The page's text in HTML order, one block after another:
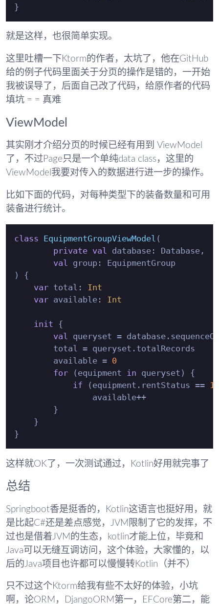
就是这样，也很简单实现。
这里吐槽一下Ktorm的作者，太坑了，他在GitHub
给的例子代码里面关于分页的操作是错的，一开始
我被误导了，后面自己改了代码，给原作者的代码
填坑 = = 真难
ViewModel
其实刚才介绍分页的时候已经有用到 ViewModel
了，不过Page只是一个单纯data class，这里的
ViewModel我要对传入的数据进行进一步的操作。
比如下面的代码，对每种类型下的装备数量和可用
装备进行统计。
class EquipmentGroupViewModel (
private val database: Database,
val group: EquipmentGroup
) {
var total: Int
var available: Int
init {
val queryset =
        total = queryset.totalRecords
        available =
0
for (equipment in queryset) {
if (equipment.rentStatus == 1
                available++
        }
    }
这样就OK了，一次测试通过，Kotlin好用就完事了
总结
Springboot香是挺香的，Kotlin这语言也挺好用，就
是比起C#还是差点感觉，JVM限制了它的发挥，不
过也是借着JVM的生态，kotlin才能上位，毕竟和
Java可以无缝互调访问，这个体验，大家懂的，以
后的Java项目也许都可以慢慢转Kotlin（并不）
只不过这个Ktorm给我有些不太好的体验，小坑
啊，论ORM，DjangoORM第一，EFCore第二，能